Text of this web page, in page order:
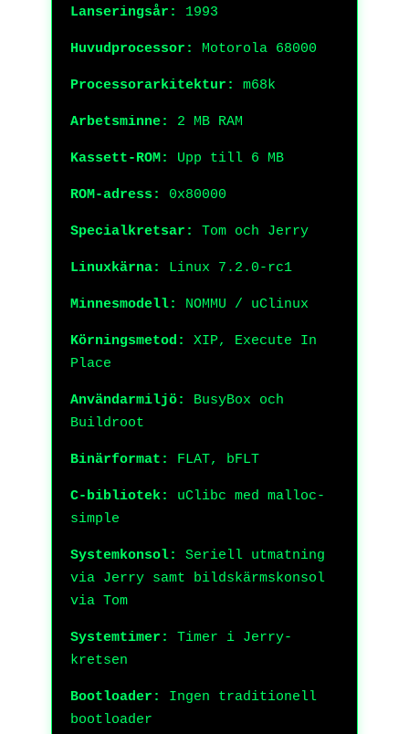
Lanseringsår: 1993
Huvudprocessor: Motorola 68000
Processorarkitektur: m68k
Arbetsminne: 2 MB RAM
Kassett-ROM: Upp till 6 MB
ROM-adress: 0x80000
Specialkretsar: Tom och Jerry
Linuxkärna: Linux 7.2.0-rc1
Minnesmodell: NOMMU / uClinux
Körningsmetod:
XIP, Execute In
Place
Användarmiljö:
BusyBox och
Buildroot
Binärformat: FLAT, bFLT
C-bibliotek:
uClibc med malloc-
simple
Systemkonsol:
Seriell utmatning
via Jerry samt bildskärmskonsol
via Tom
Systemtimer:
Timer i Jerry-
kretsen
Bootloader:
Ingen traditionell
bootloader